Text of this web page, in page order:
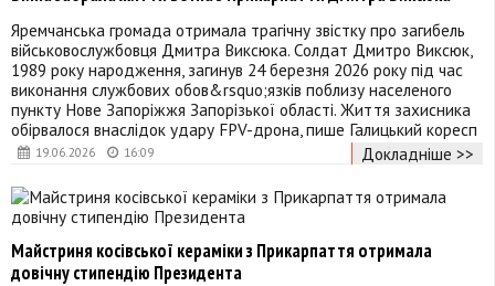
19.06.2026 16:09
Яремчанська громада отримала трагічну звістку про загибель
військовослужбовця Дмитра Виксюка. Солдат Дмитро Виксюк,
1989 року народження, загинув 24 березня 2026 року під час
виконання службових обов&rsquo;язків поблизу населеного
пункту Нове Запоріжжя Запорізької області. Життя захисника
обірвалося внаслідок удару FPV-дрона, пише Галицький коресп
Докладніше >>
Майстриня косівської кераміки з Прикарпаття отримала
довічну стипендію Президента